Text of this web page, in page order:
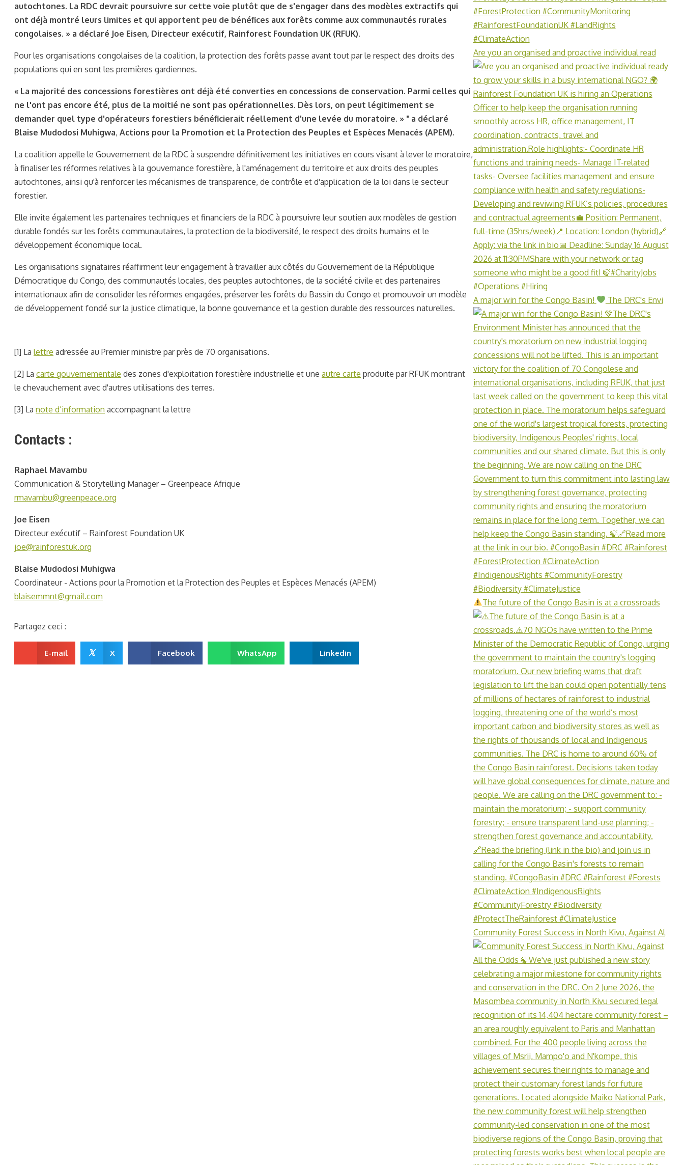
autochtones. La RDC devrait poursuivre sur cette voie plutôt que de s'engager dans des modèles extractifs qui
ont déjà montré leurs limites et qui apportent peu de bénéfices aux forêts comme aux communautés rurales
congolaises. » a déclaré Joe Eisen, Directeur exécutif, Rainforest Foundation UK (RFUK).
Pour les organisations congolaises de la coalition, la protection des forêts passe avant tout par le respect des droits des
populations qui en sont les premières gardiennes.
« La majorité des concessions forestières ont déjà été converties en concessions de conservation. Parmi celles qui
ne l'ont pas encore été, plus de la moitié ne sont pas opérationnelles. Dès lors, on peut légitimement se
demander quel type d'opérateurs forestiers bénéficierait réellement d'une levée du moratoire. » " a déclaré
Blaise Mudodosi Muhigwa, Actions pour la Promotion et la Protection des Peuples et Espèces Menacés (APEM).
La coalition appelle le Gouvernement de la RDC à suspendre définitivement les initiatives en cours visant à lever le moratoire,
à finaliser les réformes relatives à la gouvernance forestière, à l'aménagement du territoire et aux droits des peuples
autochtones, ainsi qu'à renforcer les mécanismes de transparence, de contrôle et d'application de la loi dans le secteur
forestier.
Elle invite également les partenaires techniques et financiers de la RDC à poursuivre leur soutien aux modèles de gestion
durable fondés sur les forêts communautaires, la protection de la biodiversité, le respect des droits humains et le
développement économique local.
Les organisations signataires réaffirment leur engagement à travailler aux côtés du Gouvernement de la République
Démocratique du Congo, des communautés locales, des peuples autochtones, de la société civile et des partenaires
internationaux afin de consolider les réformes engagées, préserver les forêts du Bassin du Congo et promouvoir un modèle
de développement fondé sur la justice climatique, la bonne gouvernance et la gestion durable des ressources naturelles.
[1] La lettre adressée au Premier ministre par près de 70 organisations.
[2] La carte gouvernementale des zones d'exploitation forestière industrielle et une autre carte produite par RFUK montrant
le chevauchement avec d'autres utilisations des terres.
[3] La note d’information accompagnant la lettre
Contacts :
Raphael Mavambu
Communication & Storytelling Manager – Greenpeace Afrique
rmavambu@greenpeace.org
Joe Eisen
Directeur exécutif – Rainforest Foundation UK
joe@rainforestuk.org
Blaise Mudodosi Muhigwa
Coordinateur - Actions pour la Promotion et la Protection des Peuples et Espèces Menacés (APEM)
blaisemmnt@gmail.com
Partagez ceci :
E-mail 𝕏 X Facebook WhatsApp Linkedin
Are you an organised and proactive individual read
A major win for the Congo Basin! The DRC's Envi
The future of the Congo Basin is at a crossroads
Community Forest Success in North Kivu, Against Al